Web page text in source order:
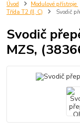
Úvod Modulové přístroje
Třída T2 (II, C)
Svodič
Svodič
MZS,